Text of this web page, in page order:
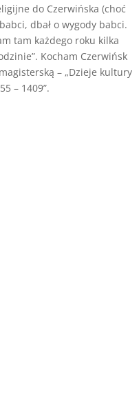
do Czerwińska (choć
dbał o wygody babci.
tam każdego roku kilka
Kocham Czerwińsk
– „Dzieje kultury
– 1409”.